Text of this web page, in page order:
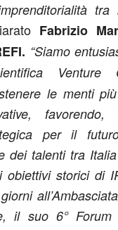
Fabrizio
“Siamo
Venture
le menti
per il
dei talenti tra
obiettivi storici di
il suo 6° Forum